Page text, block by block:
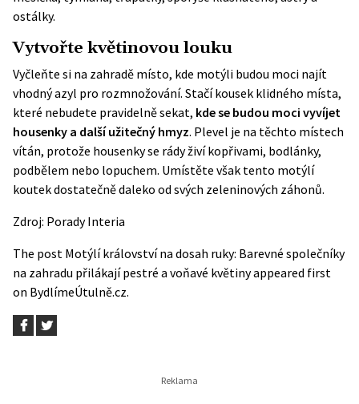
ostálky.
Vytvořte květinovou louku
Vyčleňte si na zahradě místo, kde motýli budou moci najít
vhodný azyl pro rozmnožování. Stačí kousek klidného místa,
které nebudete pravidelně sekat, kde se budou moci vyvíjet
housenky a další užitečný hmyz. Plevel je na těchto místech
vítán, protože housenky se rády živí kopřivami, bodlánky,
podbělem nebo lopuchem. Umístěte však tento motýlí
koutek dostatečně daleko od svých zeleninových záhonů.
Zdroj: Porady Interia
The post Motýlí království na dosah ruky: Barevné společníky
na zahradu přilákají pestré a voňavé květinyappeared first
on BydlímeÚtulně.cz.